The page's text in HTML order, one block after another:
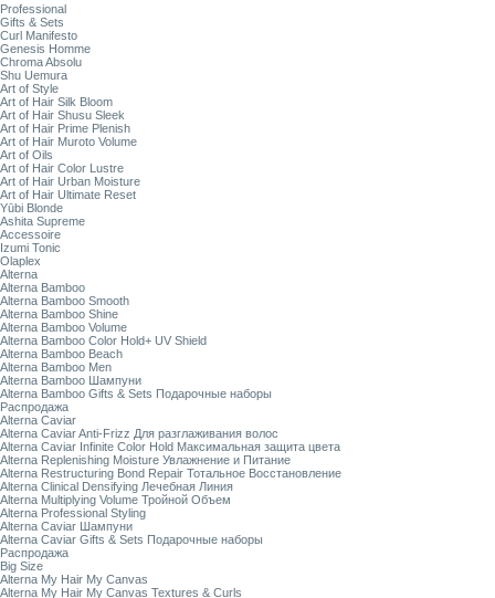
Professional
Gifts & Sets
Curl Manifesto
Genesis Homme
Chroma Absolu
Shu Uemura
Art of Style
Art of Hair Silk Bloom
Art of Hair Shusu Sleek
Art of Hair Prime Plenish
Art of Hair Muroto Volume
Art of Oils
Art of Hair Color Lustre
Art of Hair Urban Moisture
Art of Hair Ultimate Reset
Yūbi Blonde
Ashita Supreme
Accessoire
Izumi Tonic
Olaplex
Alterna
Alterna Bamboo
Alterna Bamboo Smooth
Alterna Bamboo Shine
Alterna Bamboo Volume
Alterna Bamboo Color Hold+ UV Shield
Alterna Bamboo Beach
Alterna Bamboo Men
Alterna Bamboo Шампуни
Alterna Bamboo Gifts & Sets Подарочные наборы
Распродажа
Alterna Caviar
Alterna Caviar Anti-Frizz Для разглаживания волос
Alterna Caviar Infinite Color Hold Максимальная защита цвета
Alterna Replenishing Moisture Увлажнение и Питание
Alterna Restructuring Bond Repair Тотальное Восстановление
Alterna Clinical Densifying Лечебная Линия
Alterna Multiplying Volume Тройной Объем
Alterna Professional Styling
Alterna Caviar Шампуни
Alterna Caviar Gifts & Sets Подарочные наборы
Распродажа
Big Size
Alterna My Hair My Canvas
Alterna My Hair My Canvas Textures & Curls